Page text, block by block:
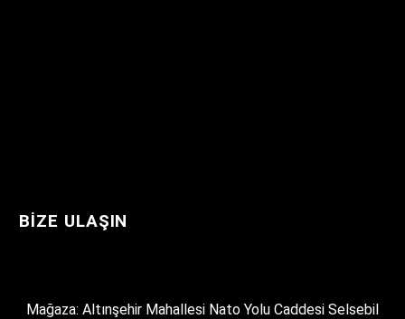
BIZE ULAŞIN
Mağaza: Altınşehir Mahallesi Nato Yolu Caddesi Selsebil